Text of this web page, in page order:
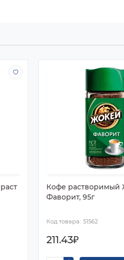
Кофе растворимый
Фаворит, 95г
51562
211.43₽